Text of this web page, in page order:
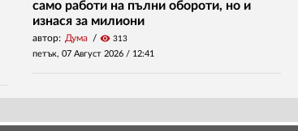
само работи на пълни обороти, но и
изнася за милиони
автор: Дума visibility 313
петък, 07 Август 2026 / 12:41